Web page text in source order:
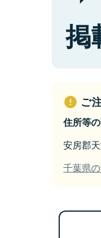
掲
ご
住所等
安房郡
千葉県